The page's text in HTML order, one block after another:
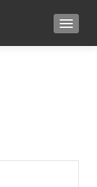
Toggle